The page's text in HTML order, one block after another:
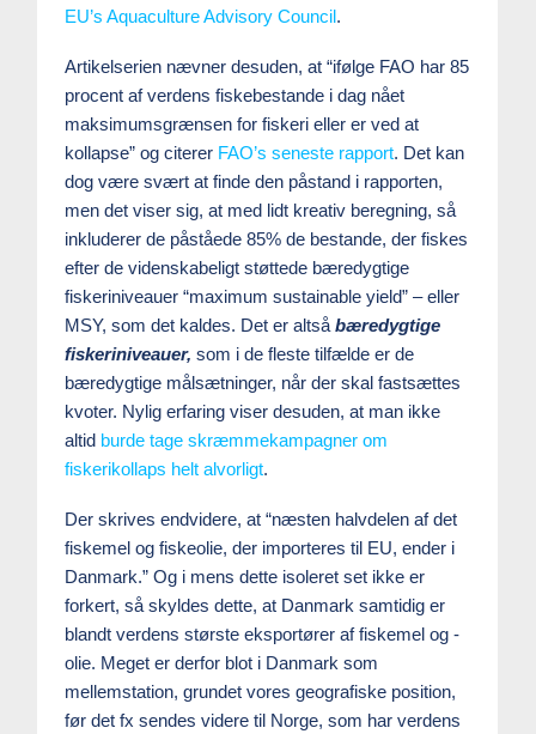
EU’s Aquaculture Advisory Council.
Artikelserien nævner desuden, at “ifølge FAO har 85
procent af verdens fiskebestande i dag nået
maksimumsgrænsen for fiskeri eller er ved at
kollapse” og citerer FAO’s seneste rapport. Det kan
dog være svært at finde den påstand i rapporten,
men det viser sig, at med lidt kreativ beregning, så
inkluderer de påståede 85% de bestande, der fiskes
efter de videnskabeligt støttede bæredygtige
fiskeriniveauer “maximum sustainable yield” – eller
MSY, som det kaldes. Det er altsåbæredygtige
fiskeriniveauer, som i de fleste tilfælde er de
bæredygtige målsætninger, når der skal fastsættes
kvoter. Nylig erfaring viser desuden, at man ikke
altid burde tage skræmmekampagner om
fiskerikollaps helt alvorligt.
Der skrives endvidere, at “næsten halvdelen af det
fiskemel og fiskeolie, der importeres til EU, ender i
Danmark.” Og i mens dette isoleret set ikke er
forkert, så skyldes dette, at Danmark samtidig er
blandt verdens største eksportører af fiskemel og -
olie. Meget er derfor blot i Danmark som
mellemstation, grundet vores geografiske position,
før det fx sendes videre til Norge, som har verdens